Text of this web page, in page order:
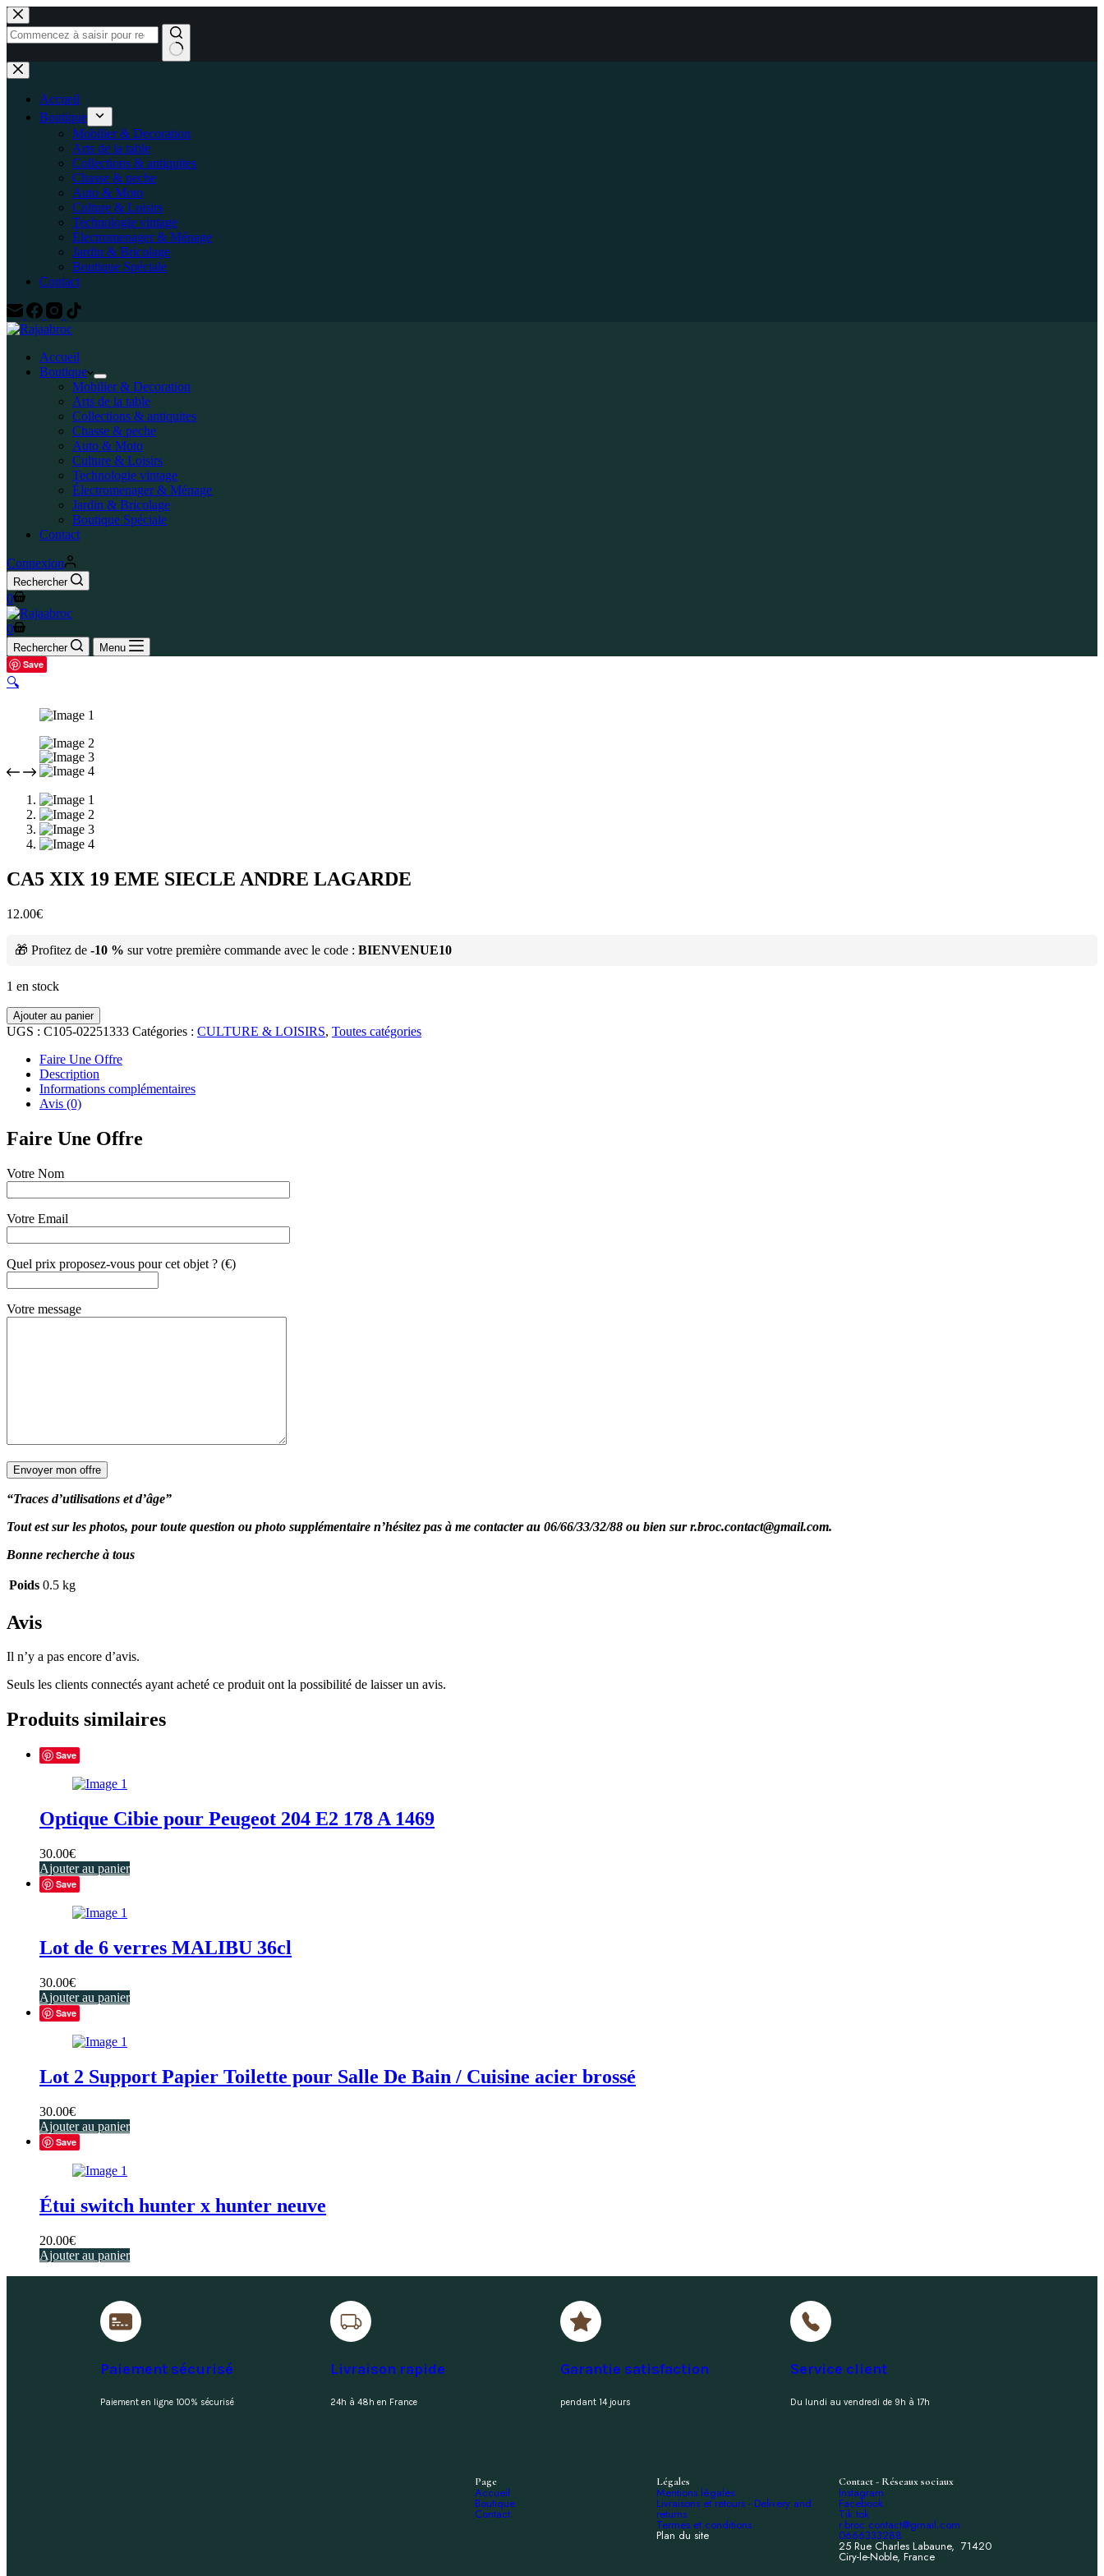
Accueil
Boutique
Mobilier & Decoration
Arts de la table
Collections & antiquites
Chasse & peche
Auto & Moto
Culture & Loisirs
Technologie vintage
Électromenager & Ménage
Jardin & Bricolage
Boutique Spéciale
Contact
Accueil
Boutique
Mobilier & Decoration
Arts de la table
Collections & antiquites
Chasse & peche
Auto & Moto
Culture & Loisirs
Technologie vintage
Électromenager & Ménage
Jardin & Bricolage
Boutique Spéciale
Contact
Connexion
Rechercher
0
0
Rechercher
Menu
Save
🔍
CA5 XIX 19 EME SIECLE ANDRE LAGARDE
12.00€
🎁 Profitez de -10 % sur votre première commande avec le code : BIENVENUE10
1 en stock
Ajouter au panier
UGS : C105-02251333 Catégories : CULTURE & LOISIRS, Toutes catégories
Faire Une Offre
Description
Informations complémentaires
Avis (0)
Faire Une Offre
Votre Nom
Votre Email
Quel prix proposez-vous pour cet objet ? (€)
Votre message
“Traces d’utilisations et d’âge”
Tout est sur les photos, pour toute question ou photo supplémentaire n’hésitez pas à me contacter au 06/66/33/32/88 ou bien sur r.broc.contact@gmail.com.
Bonne recherche à tous
Poids 0.5 kg
Avis
Il n’y a pas encore d’avis.
Seuls les clients connectés ayant acheté ce produit ont la possibilité de laisser un avis.
Produits similaires
Save
Optique Cibie pour Peugeot 204 E2 178 A 1469
30.00€
Ajouter au panier
Save
Lot de 6 verres MALIBU 36cl
30.00€
Ajouter au panier
Save
Lot 2 Support Papier Toilette pour Salle De Bain / Cuisine acier brossé
30.00€
Ajouter au panier
Save
Étui switch hunter x hunter neuve
20.00€
Ajouter au panier
Paiement sécurisé
Paiement en ligne 100% sécurisé
Livraison rapide
24h à 48h en France
Garantie satisfaction
pendant 14 jours
Service client
Du lundi au vendredi de 9h à 17h
Page
Accueil
Boutique
Contact
Légales
Mentions légales
Livraisons et retours - Delivery and
returns
Termes et conditions
Plan du site
Contact - Réseaux sociaux
Instagram
Facebook
Tik tok
r.broc.contact@gmail.com
0666333288
25 Rue Charles Labaune, 71420
Ciry-le-Noble, France